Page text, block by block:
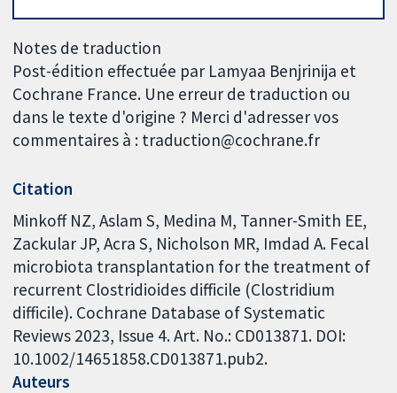
Notes de traduction
Post-édition effectuée par Lamyaa Benjrinija et
Cochrane France. Une erreur de traduction ou
dans le texte d'origine ? Merci d'adresser vos
commentaires à : traduction@cochrane.fr
Citation
Minkoff NZ, Aslam S, Medina M, Tanner-Smith EE,
Zackular JP, Acra S, Nicholson MR, Imdad A. Fecal
microbiota transplantation for the treatment of
recurrent Clostridioides difficile (Clostridium
difficile). Cochrane Database of Systematic
Reviews 2023, Issue 4. Art. No.: CD013871. DOI:
10.1002/14651858.CD013871.pub2.
Auteurs